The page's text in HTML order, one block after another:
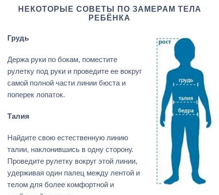
НЕКОТОРЫЕ СОВЕТЫ ПО ЗАМЕРАМ ТЕЛА
РЕБЁНКА
Грудь
Держа руки по бокам, поместите
рулетку под руки и проведите ее вокруг
самой полной части линии бюста и
поперек лопаток.
Талия
Найдите свою естественную линию
талии, наклонившись в одну сторону.
Проведите рулетку вокруг этой линии,
удерживая один палец между лентой и
телом для более комфортной и